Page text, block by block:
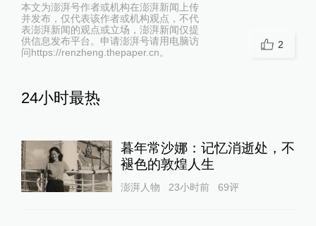
本文为澎湃号作者或机构在澎湃新闻上传
并发布，仅代表该作者或机构观点，不代
表澎湃新闻的观点或立场，澎湃新闻仅提
供信息发布平台。申请澎湃号请用电脑访
问https://renzheng.thepaper.cn。
2
24小时最热
暮年常沙娜：记忆消逝处，不
褪色的敦煌人生
澎湃人物 23小时前 69评